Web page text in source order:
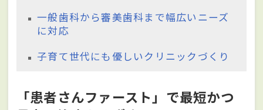
一般歯科から審美歯科まで幅広いニーズ
に対応
子育て世代にも優しいクリニックづくり
「患者さんファースト」で最短かつ